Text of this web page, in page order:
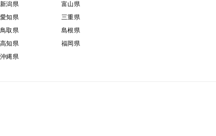
新潟県
富山県
愛知県
三重県
鳥取県
島根県
高知県
福岡県
沖縄県